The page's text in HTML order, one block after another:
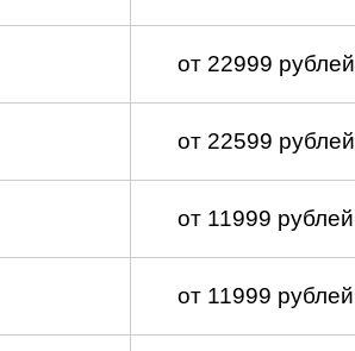
от 22999 рублей
от 22599 рублей
от 11999 рублей
от 11999 рублей